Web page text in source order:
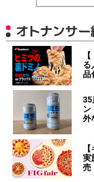
オトナンサ
る
品
ン
外
実
売